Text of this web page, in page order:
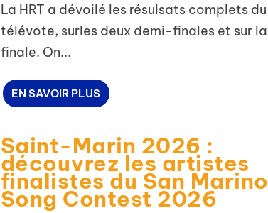
La HRT a dévoilé les résulsats complets du
télévote, surles deux demi-finales et sur la
finale. On...
EN SAVOIR PLUS
Saint-Marin 2026 :
découvrez les artistes
finalistes du San Marino
Song Contest 2026